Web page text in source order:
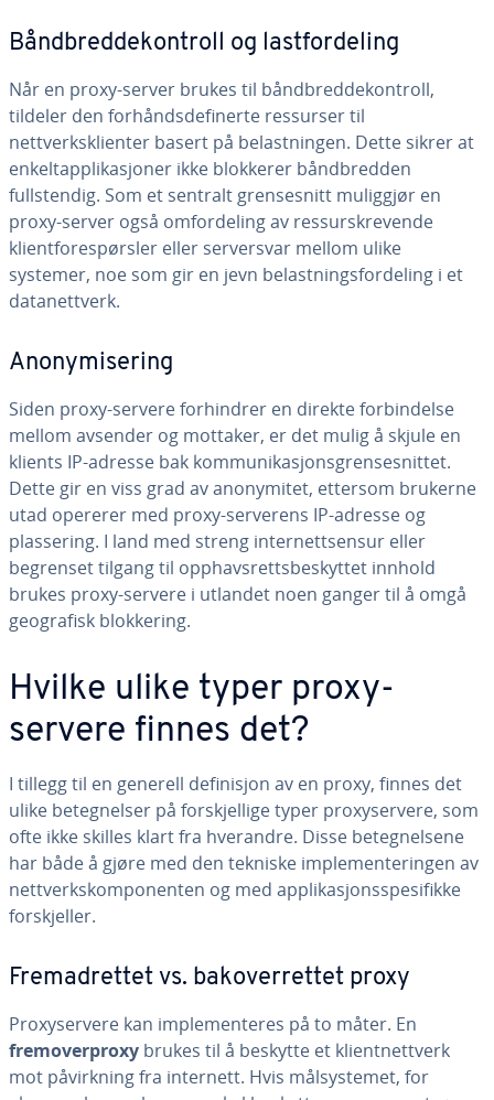
Båndbreddekontroll og lastfordeling
Når en proxy-server brukes til båndbreddekontroll,
tildeler den forhåndsdefinerte ressurser til
nettverksklienter basert på belastningen. Dette sikrer at
enkeltapplikasjoner ikke blokkerer båndbredden
fullstendig. Som et sentralt grensesnitt muliggjør en
proxy-server også omfordeling av ressurskrevende
klientforespørsler eller serversvar mellom ulike
systemer, noe som gir en jevn belastningsfordeling i et
datanettverk.
Anonymisering
Siden proxy-servere forhindrer en direkte forbindelse
mellom avsender og mottaker, er det mulig å skjule en
klients IP-adresse bak kommunikasjonsgrensesnittet.
Dette gir en viss grad av anonymitet, ettersom brukerne
utad opererer med proxy-serverens IP-adresse og
plassering. I land med streng internettsensur eller
begrenset tilgang til opphavsrettsbeskyttet innhold
brukes proxy-servere i utlandet noen ganger til å omgå
geografisk blokkering.
Hvilke ulike typer proxy-
servere finnes det?
I tillegg til en generell definisjon av en proxy, finnes det
ulike betegnelser på forskjellige typer proxyservere, som
ofte ikke skilles klart fra hverandre. Disse betegnelsene
har både å gjøre med den tekniske implementeringen av
nettverkskomponenten og med applikasjonsspesifikke
forskjeller.
Fremadrettet vs. bakoverrettet proxy
Proxyservere kan implementeres på to måter. En
fremoverproxy brukes til å beskytte et klientnettverk
mot påvirkning fra internett. Hvis målsystemet, for